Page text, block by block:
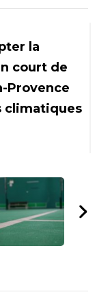
la
court de
Provence
climatiques